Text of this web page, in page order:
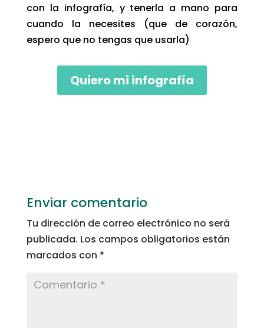
con la infografía, y tenerla a mano para
cuando la necesites (que de corazón,
espero que no tengas que usarla)
Quiero mi infografía
Enviar comentario
Tu dirección de correo electrónico no será
publicada. Los campos obligatorios están
marcados con *